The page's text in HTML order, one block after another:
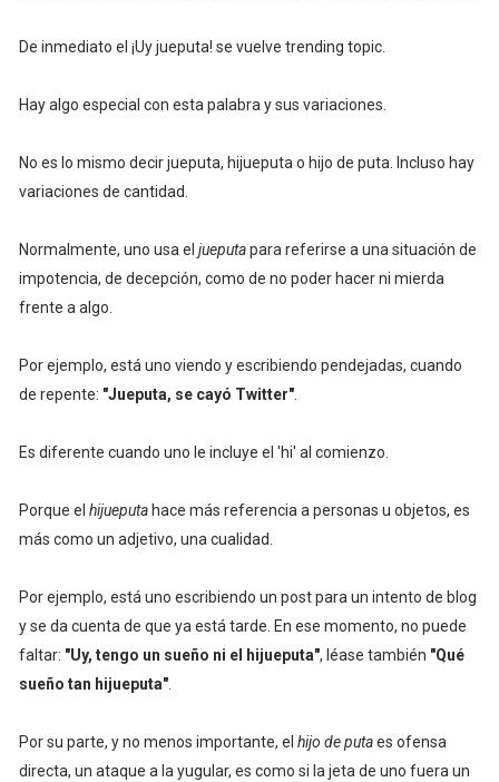
De inmediato el ¡Uy jueputa! se vuelve trending topic.
Hay algo especial con esta palabra y sus variaciones.
No es lo mismo decir jueputa, hijueputa o hijo de puta. Incluso hay
variaciones de cantidad.
Normalmente, uno usa el jueputapara referirse a una situación de
impotencia, de decepción, como de no poder hacer ni mierda
frente a algo.
Por ejemplo, está uno viendo y escribiendo pendejadas, cuando
de repente: "Jueputa, se cayó Twitter".
Es diferente cuando uno le incluye el 'hi' al comienzo.
Porque el hijueputahace más referencia a personas u objetos, es
más como un adjetivo, una cualidad.
Por ejemplo, está uno escribiendo un post para un intento de blog
y se da cuenta de que ya está tarde. En ese momento, no puede
faltar: "Uy, tengo un sueño ni el hijueputa", léase también "Qué
sueño tan hijueputa".
Por su parte, y no menos importante, el hijo de putaes ofensa
directa, un ataque a la yugular, es como si la jeta de uno fuera un